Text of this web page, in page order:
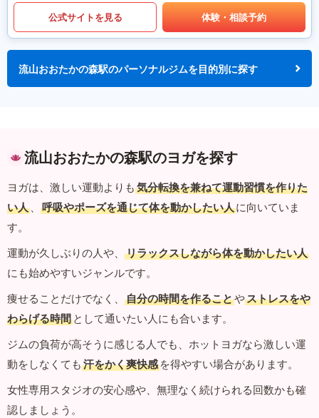
公式サイトを見る 体験・相談予約
流山おおたかの森駅のパーソナルジムを目的別に探す
流山おおたかの森駅のヨガを探す
ヨガは、激しい運動よりも 気分転換を兼ねて運動習慣を作りた
い人 、 呼吸やポーズを通じて体を動かしたい人に向いていま
す。
運動が久しぶりの人や、
リラックスしながら体を動かしたい人
にも始めやすいジャンルです。
痩せることだけでなく、
自分の時間を作ることやストレスをや
わらげる時間 として通いたい人にも合います。
ジムの負荷が高そうに感じる人でも、ホットヨガなら激しい運
動をしなくても 汗をかく爽快感 を得やすい場合があります。
女性専用スタジオの安心感や、無理なく続けられる回数かも確
認しましょう。